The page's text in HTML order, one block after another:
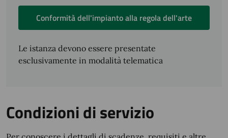
Conformità dell'impianto alla regola dell'arte
Le istanza devono essere presentate
esclusivamente in modalità telematica
Condizioni di servizio